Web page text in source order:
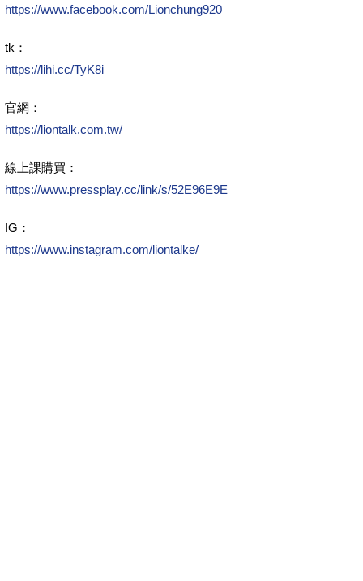
https://www.facebook.com/Lionchung920
tk：
https://lihi.cc/TyK8i
官網：
https://liontalk.com.tw/
線上課購買：
https://www.pressplay.cc/link/s/52E96E9E
IG：
https://www.instagram.com/liontalke/